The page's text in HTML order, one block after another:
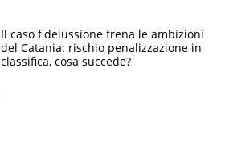
Il caso fideiussione frena le ambizioni
del Catania: rischio penalizzazione in
classifica, cosa succede?